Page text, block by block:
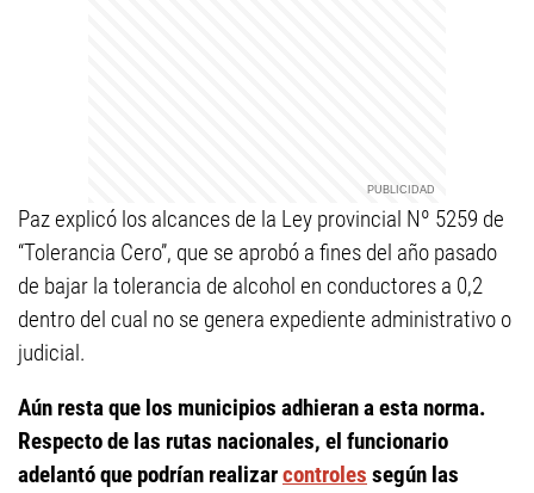
Paz explicó los alcances de la Ley provincial Nº 5259 de
“Tolerancia Cero”, que se aprobó a fines del año pasado
de bajar la tolerancia de alcohol en conductores a 0,2
dentro del cual no se genera expediente administrativo o
judicial.
Aún resta que los municipios adhieran a esta norma.
Respecto de las rutas nacionales, el funcionario
adelantó que podrían realizarcontroles según las